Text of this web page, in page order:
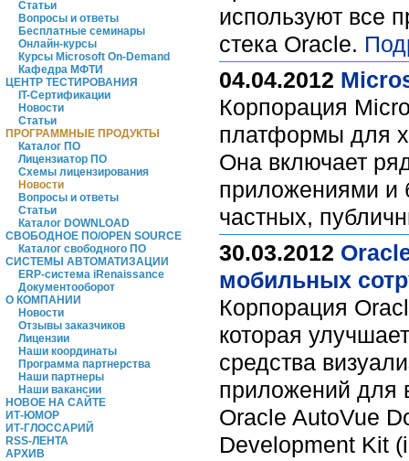
Статьи
Вопросы и ответы
Бесплатные семинары
Онлайн-курсы
Курсы Microsoft On-Demand
Кафедра МФТИ
ЦЕНТР ТЕСТИРОВАНИЯ
IT-Сертификации
Новости
Статьи
ПРОГРАММНЫЕ ПРОДУКТЫ
Каталог ПО
Лицензиатор ПО
Схемы лицензирования
Новости
Вопросы и ответы
Статьи
Каталог DOWNLOAD
СВОБОДНОЕ ПО/OPEN SOURCE
Каталог свободного ПО
СИСТЕМЫ АВТОМАТИЗАЦИИ
ERP-система iRenaissance
Документооборот
О КОМПАНИИ
Новости
Отзывы заказчиков
Лицензии
Наши координаты
Программа партнерства
Наши партнеры
Наши вакансии
НОВОЕ НА САЙТЕ
ИТ-ЮМОР
ИТ-ГЛОССАРИЙ
RSS-ЛЕНТА
АРХИВ
используют все
стека Oracle.
04.04.2012
Корпорация
платформы для
Она включает
приложениями и
частных,
30.03.2012
мобильных
Корпорация
которая
средства
приложений для
Oracle AutoVue
Development Kit